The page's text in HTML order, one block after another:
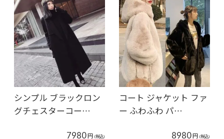
シンプル ブラックロン
グチェスターコー…
7980円 (税込)
コート ジャケット ファ
ー ふわふわ パ…
8980円 (税込)